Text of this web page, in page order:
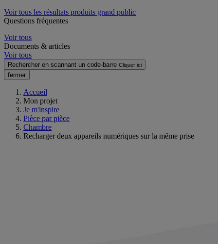
Voir tous les résultats produits grand public
Questions fréquentes
Voir tous
Documents & articles
Voir tous
Rechercher en scannant un code-barre Cliquer ici
fermer
Accueil
Mon projet
Je m'inspire
Pièce par pièce
Chambre
Recharger deux appareils numériques sur la même prise